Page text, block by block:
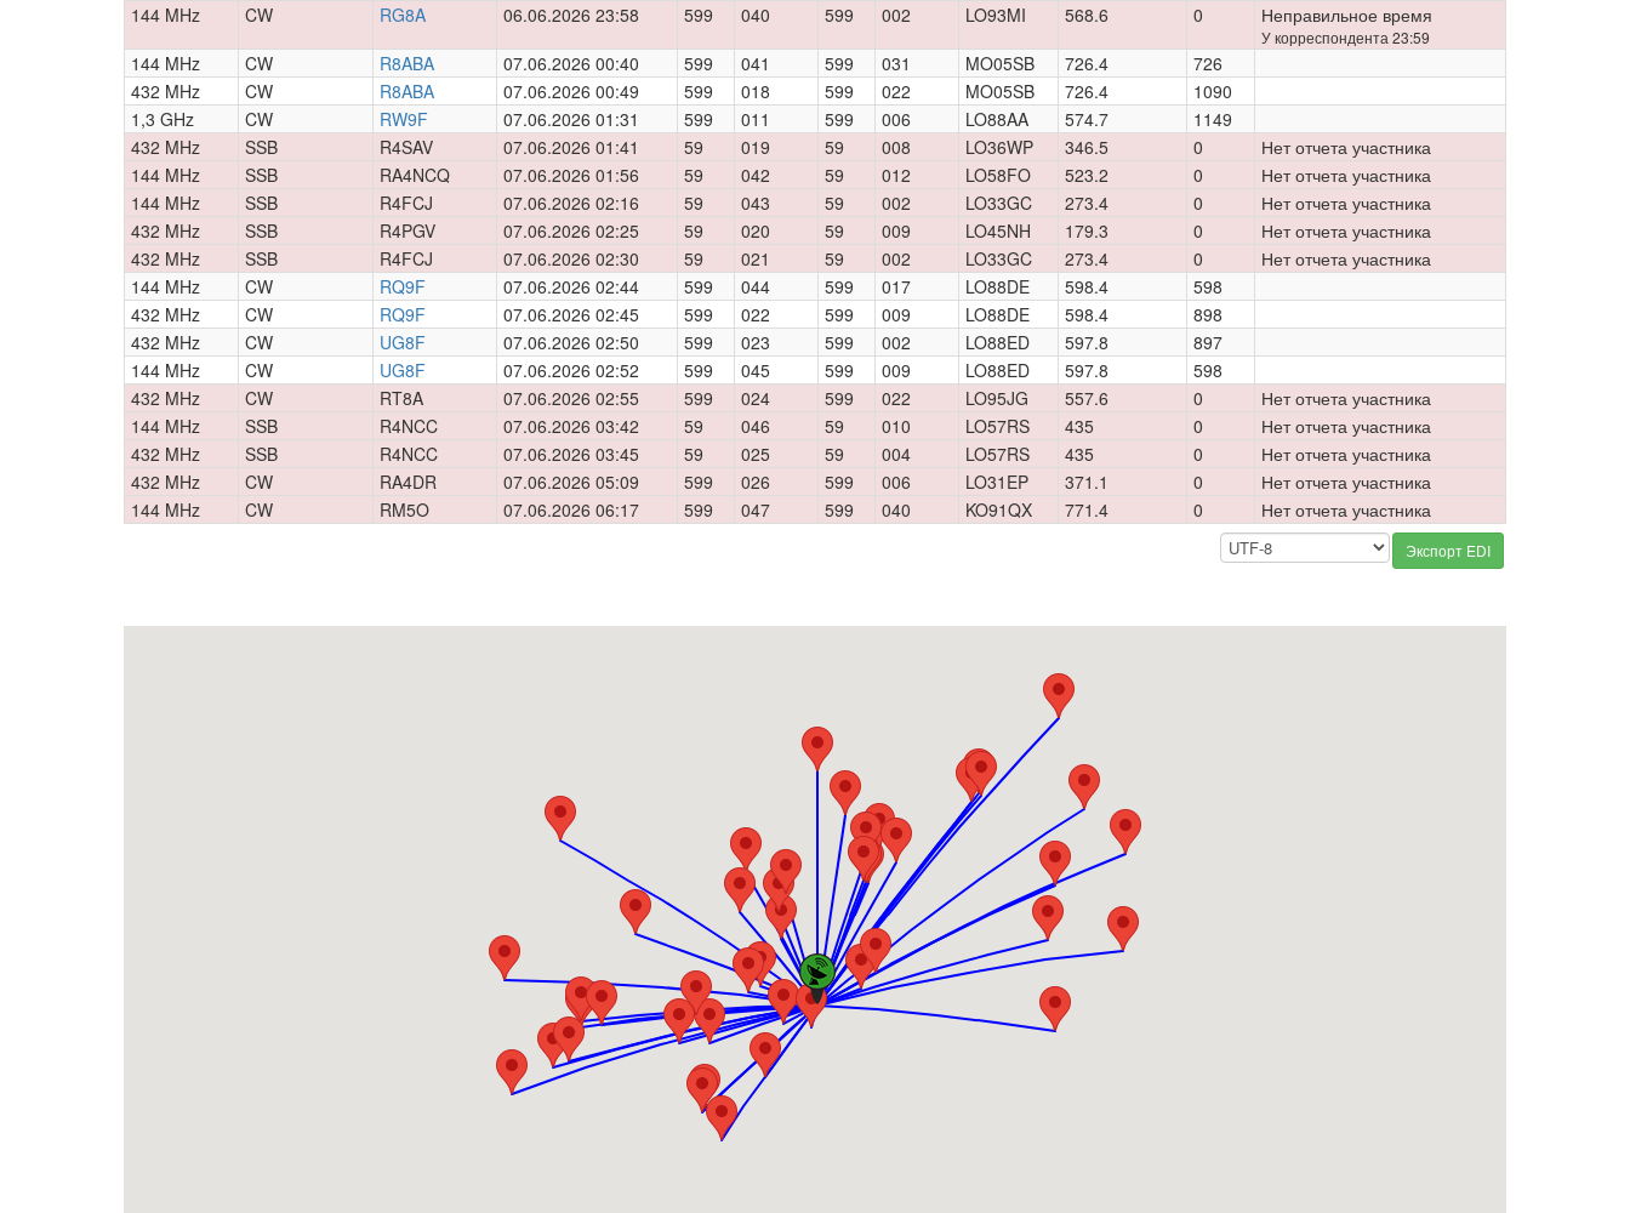
144 MHz
CW RG8A 06.06.2026 23:58 599 040 599 002 LO93MI 568.6 0 Неправильное время
У корреспондента 23:59
144 MHz CW R8ABA 07.06.2026 00:40 599 041 599 031 MO05SB 726.4
726
432 MHz
CW R8ABA 07.06.2026 00:49 599 018 599 022 MO05SB 726.4
1090
1,3 GHz
CW RW9F 07.06.2026 01:31 599 011 599 006 LO88AA 574.7
1149
432 MHz
SSB R4SAV 07.06.2026 01:41 59 019 59 008 LO36WP 346.5 0
Нет отчета участника
144 MHz
SSB RA4NCQ 07.06.2026 01:56 59 042 59 012 LO58FO 523.2 0
Нет отчета участника
144 MHz
SSB R4FCJ 07.06.2026 02:16 59 043 59 002 LO33GC 273.4 0
Нет отчета участника
432 MHz
SSB R4PGV 07.06.2026 02:25 59 020 59 009 LO45NH 179.3 0
Нет отчета участника
432 MHz
SSB R4FCJ 07.06.2026 02:30 59 021 59 002 LO33GC 273.4 0
Нет отчета участника
144 MHz
CW RQ9F 07.06.2026 02:44 599 044 599 017 LO88DE 598.4
598
432 MHz
CW RQ9F 07.06.2026 02:45 599 022 599 009 LO88DE 598.4
898
432 MHz
CW UG8F 07.06.2026 02:50 599 023 599 002 LO88ED 597.8
897
144 MHz
CW UG8F 07.06.2026 02:52 599 045 599 009 LO88ED 597.8
598
432 MHz
CW RT8A 07.06.2026 02:55 599 024 599 022 LO95JG 557.6 0
Нет отчета участника
144 MHz
SSB R4NCC 07.06.2026 03:42 59 046 59 010 LO57RS 435 0
Нет отчета участника
432 MHz
SSB R4NCC 07.06.2026 03:45 59 025 59 004 LO57RS 435 0
Нет отчета участника
432 MHz
CW RA4DR 07.06.2026 05:09 599 026 599 006 LO31EP 371.1 0
Нет отчета участника
144 MHz
CW RM5O 07.06.2026 06:17 599 047 599 040 KO91QX 771.4 0 Нет отчета участника
Экспорт EDI